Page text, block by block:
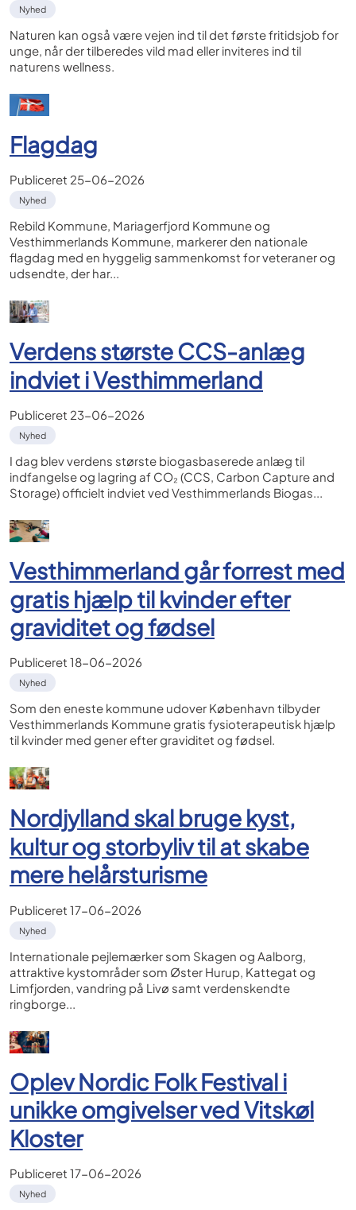
Nyhed
Naturen kan også være vejen ind til det første fritidsjob for
unge, når der tilberedes vild mad eller inviteres ind til
naturens wellness.
Flagdag
Publiceret 25-06-2026
Nyhed
Rebild Kommune, Mariagerfjord Kommune og
Vesthimmerlands Kommune, markerer den nationale
flagdag med en hyggelig sammenkomst for veteraner og
udsendte, der har...
Verdens største CCS-anlæg
indviet i Vesthimmerland
Publiceret 23-06-2026
Nyhed
I dag blev verdens største biogasbaserede anlæg til
indfangelse og lagring af CO₂ (CCS, Carbon Capture and
Storage) officielt indviet ved Vesthimmerlands Biogas...
Vesthimmerland går forrest med
gratis hjælp til kvinder efter
graviditet og fødsel
Publiceret 18-06-2026
Nyhed
Som den eneste kommune udover København tilbyder
Vesthimmerlands Kommune gratis fysioterapeutisk hjælp
til kvinder med gener efter graviditet og fødsel.
Nordjylland skal bruge kyst,
kultur og storbyliv til at skabe
mere helårsturisme
Publiceret 17-06-2026
Nyhed
Internationale pejlemærker som Skagen og Aalborg,
attraktive kystområder som Øster Hurup, Kattegat og
Limfjorden, vandring på Livø samt verdenskendte
ringborge...
Oplev Nordic Folk Festival i
unikke omgivelser ved Vitskøl
Kloster
Publiceret 17-06-2026
Nyhed